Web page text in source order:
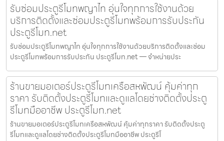
รับซ่อมประตูรีโมทพญาไท อุ่นใจทุกการใช้งานด้วย
บริการติดตั้งและซ่อมประตูรีโมทพร้อมการรับประกัน
ประตูรีโมท.net
รับซ่อมประตูรีโมทพญาไท อุ่นใจทุกการใช้งานด้วยบริการติดตั้งและซ่อม
ประตูรีโมทพร้อมการรับประกัน ประตูรีโมท.net — จำหน่ายประ
ร้านขายมอเตอร์ประตูรีโมทเครือสหพัฒน์ คุ้มค่าทุก
ราคา รับติดตั้งประตูรีโมทและดูแลโดยช่างติดตั้งประตู
รีโมทมืออาชีพ ประตูรีโมท.net
ร้านขายมอเตอร์ประตูรีโมทเครือสหพัฒน์ คุ้มค่าทุกราคา รับติดตั้งประตู
รีโมทและดูแลโดยช่างติดตั้งประตูรีโมทมืออาชีพ ประตูรีโ